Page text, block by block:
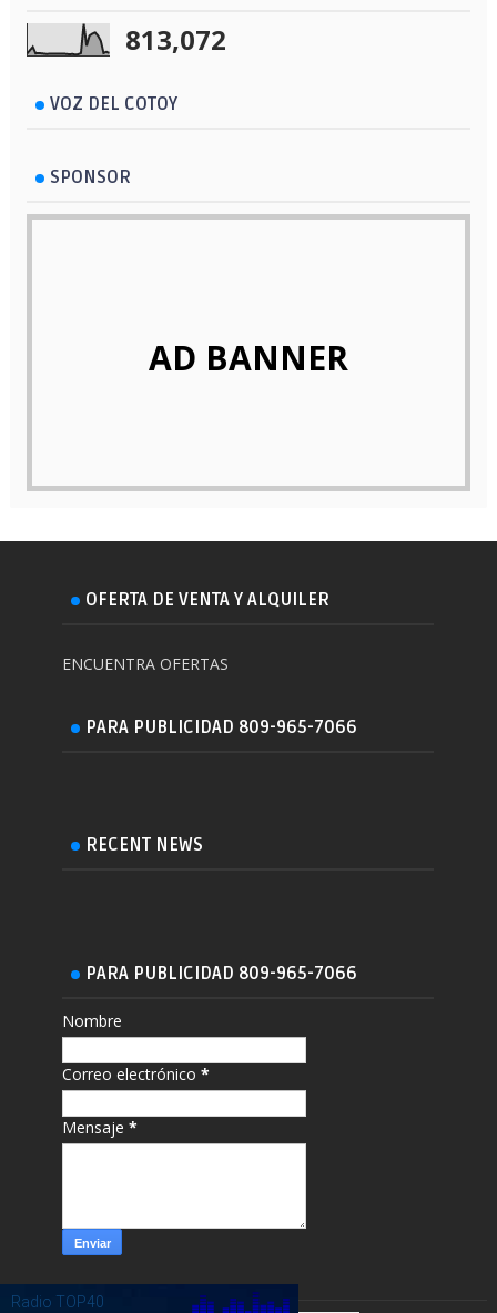
813,072
VOZ DEL COTOY
SPONSOR
AD BANNER
OFERTA DE VENTA Y ALQUILER
ENCUENTRA OFERTAS
PARA PUBLICIDAD 809-965-7066
RECENT NEWS
PARA PUBLICIDAD 809-965-7066
Nombre
Correo electrónico*
Mensaje*